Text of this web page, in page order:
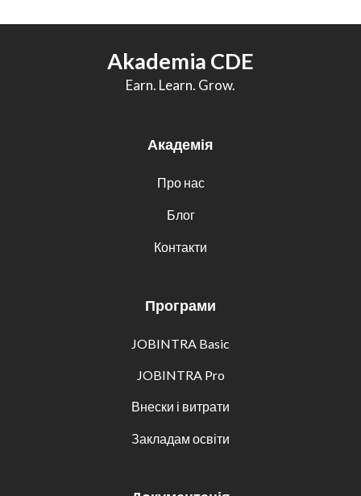
Akademia CDE
Earn. Learn. Grow.
Академія
Про нас
Блог
Контакти
Програми
JOBINTRA Basic
JOBINTRA Pro
Внески і витрати
Закладам освіти